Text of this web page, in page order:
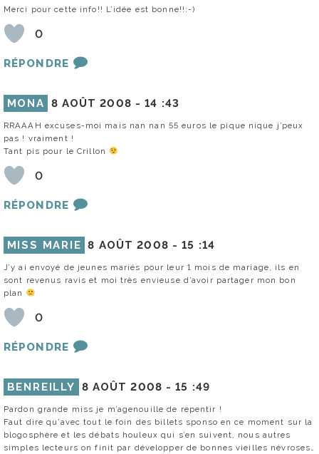
Merci pour cette info!! L’idée est bonne!!:-)
0
RÉPONDRE
MONA 8 AOÛT 2008 -14 :43
RRAAAH excuses-moi mais nan nan 55 euros le pique nique j’peux
pas ! vraiment !
Tant pis pour le Crillon
0
RÉPONDRE
MISS MARIE 8 AOÛT 2008 -15 :14
J’y ai envoyé de jeunes mariés pour leur 1 mois de mariage, ils en
sont revenus ravis et moi très envieuse d’avoir partager mon bon
plan
0
RÉPONDRE
BENREILLY 8 AOÛT 2008 -15 :49
Pardon grande miss je m’agenouille de repentir !
Faut dire qu’avec tout le foin des billets sponso en ce moment sur la
blogosphère et les débats houleux qui s’en suivent, nous autres
simples lecteurs on finit par développer de bonnes vieilles névroses…